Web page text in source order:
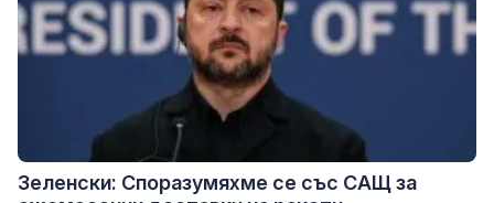
Зеленски: Споразумяхме се със САЩ за